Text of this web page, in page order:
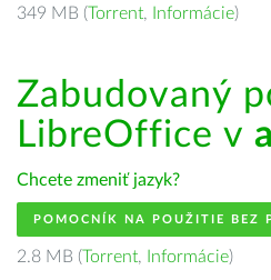
349 MB (Torrent, Informácie)
Zabudovaný
LibreOffice v
Chcete zmeniť jazyk?
POMOCNÍK NA POUŽITIE BEZ
2.8 MB (Torrent, Informácie)